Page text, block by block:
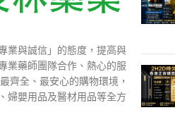
業與誠信」的態度，提高與
業藥師團隊合作、熱心的服
齊全、最安心的購物環境，
婦嬰用品及醫材用品等全方